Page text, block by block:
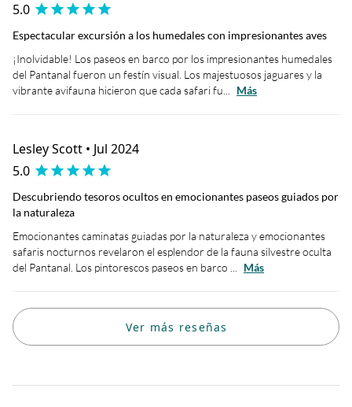
5.0
Espectacular excursión a los humedales con impresionantes aves
¡Inolvidable! Los paseos en barco por los impresionantes humedales
del Pantanal fueron un festín visual. Los majestuosos jaguares y la
vibrante avifauna hicieron que cada safari fu...
Más
Lesley Scott • Jul 2024
5.0
Descubriendo tesoros ocultos en emocionantes paseos guiados por
la naturaleza
Emocionantes caminatas guiadas por la naturaleza y emocionantes
safaris nocturnos revelaron el esplendor de la fauna silvestre oculta
del Pantanal. Los pintorescos paseos en barco ...
Más
Ver más reseñas